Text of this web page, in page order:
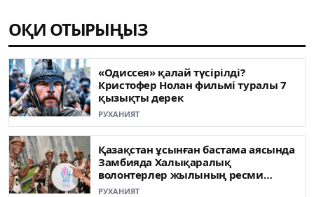
ОҚИ ОТЫРЫҢЫЗ
«Одиссея» қалай түсірілді?
Кристофер Нолан фильмі туралы 7
қызықты дерек
РУХАНИЯТ
Қазақстан ұсынған бастама аясында
Замбияда Халықаралық
волонтерлер жылының ресми
ашылуы өтті
РУХАНИЯТ